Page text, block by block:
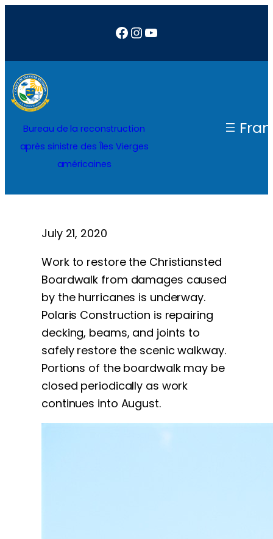
Facebook
Instagram
YouTube
Bureau de la reconstruction
après sinistre des Îles Vierges
américaines
July 21, 2020
Work to restore the Christiansted
Boardwalk from damages caused
by the hurricanes is underway.
Polaris Construction is repairing
decking, beams, and joints to
safely restore the scenic walkway.
Portions of the boardwalk may be
closed periodically as work
continues into August.